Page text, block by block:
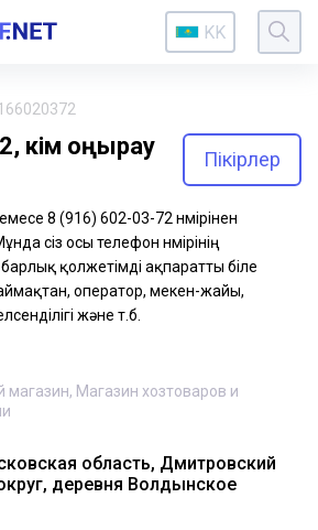
KK
кім қоңырау
Пікірлер
8 (916) 602-03-72 нөмірінен
сіз осы телефон нөмірінің
қолжетімді ақпаратты біле
оператор, мекен-жайы,
және т.б.
магазин, Магазин хозтоваров и
область, Дмитровский
деревня Волдынское